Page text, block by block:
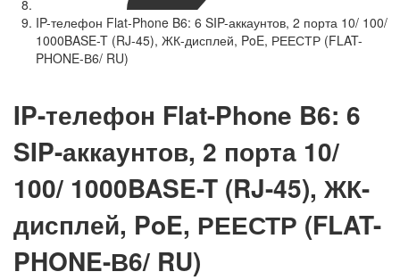
IP-телефон Flat-Phone B6: 6 SIP-аккаунтов, 2 порта 10/ 100/
1000BASE-T (RJ-45), ЖК-дисплей, PoE, РЕЕСТР (FLAT-
PHONE-В6/ RU)
IP-телефон Flat-Phone B6: 6
SIP-аккаунтов, 2 порта 10/
100/ 1000BASE-T (RJ-45), ЖК-
дисплей, PoE, РЕЕСТР (FLAT-
PHONE-В6/ RU)